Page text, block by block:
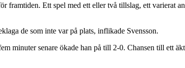
Ett spel med ett eller två tillslag, ett varierat
de som inte var på plats, inflikade Svensson.
minuter senare ökade han på till 2-0. Chansen till ett